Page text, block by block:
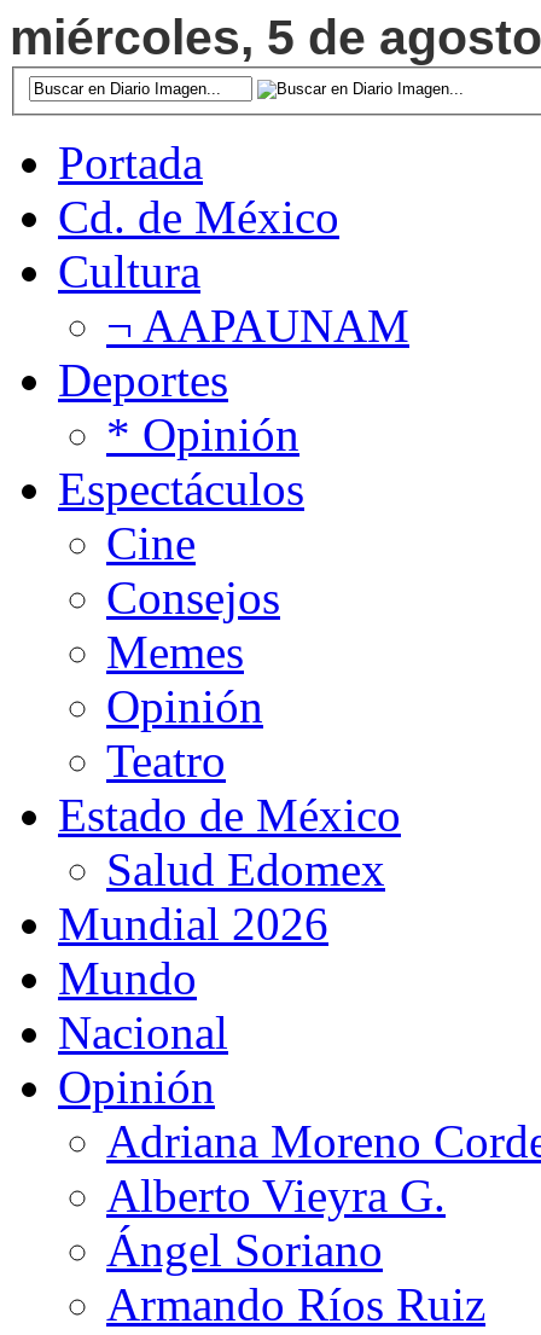
miércoles, 5 de
Portada
Cd. de México
Cultura
¬ AAPAUNAM
Deportes
* Opinión
Espectáculos
Cine
Consejos
Memes
Opinión
Teatro
Estado de México
Salud Edomex
Mundial 2026
Mundo
Nacional
Opinión
Adriana Moreno
Alberto Vieyra G.
Ángel Soriano
Armando Ríos Ruiz